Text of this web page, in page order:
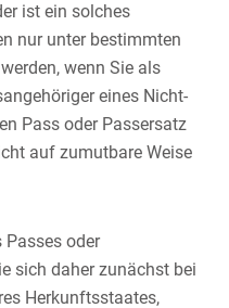
ist ein solches
nur unter bestimmten
wenn Sie als
eines Nicht-
Pass oder Passersatz
auf zumutbare Weise
Passes oder
sich daher zunächst bei
Herkunftsstaates,